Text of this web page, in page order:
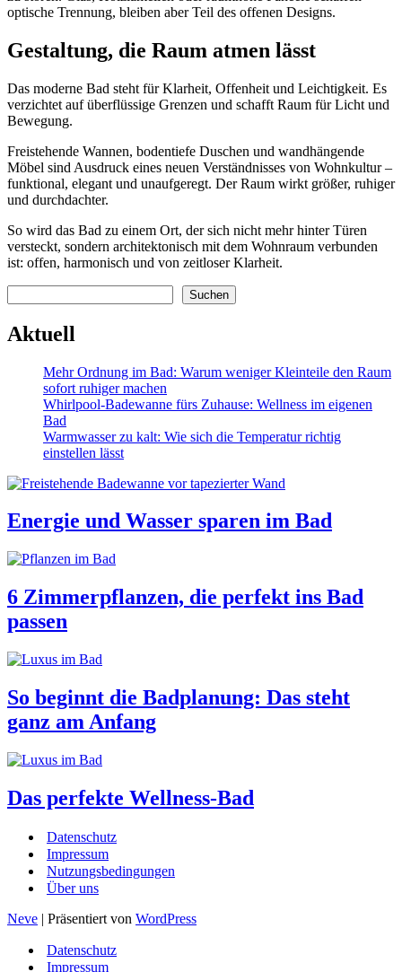
optische Trennung, bleiben aber Teil des offenen Designs.
Gestaltung, die Raum atmen lässt
Das moderne Bad steht für Klarheit, Offenheit und Leichtigkeit. Es
verzichtet auf überflüssige Grenzen und schafft Raum für Licht und
Bewegung.
Freistehende Wannen, bodentiefe Duschen und wandhängende
Möbel sind Ausdruck eines neuen Verständnisses von Wohnkultur –
funktional, elegant und unaufgeregt. Der Raum wirkt größer, ruhiger
und durchdachter.
So wird das Bad zu einem Ort, der sich nicht mehr hinter Türen
versteckt, sondern architektonisch mit dem Wohnraum verbunden
ist: offen, harmonisch und von zeitloser Klarheit.
Suchen
Aktuell
Mehr Ordnung im Bad: Warum weniger Kleinteile den Raum
sofort ruhiger machen
Whirlpool-Badewanne fürs Zuhause: Wellness im eigenen
Bad
Warmwasser zu kalt: Wie sich die Temperatur richtig
einstellen lässt
Energie und Wasser sparen im Bad
6 Zimmerpflanzen, die perfekt ins Bad
passen
So beginnt die Badplanung: Das steht
ganz am Anfang
Das perfekte Wellness-Bad
Datenschutz
Impressum
Nutzungsbedingungen
Über uns
Neve | Präsentiert von WordPress
Datenschutz
Impressum